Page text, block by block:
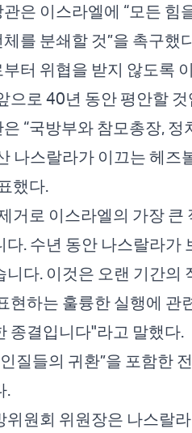
은 이스라엘에 “모든 힘
를 분쇄할 것”을 촉구했
터 위협을 받지 않도록
으로 40년 동안 평안할 것
“국방부와 참모총장, 정
나스랄라가 이끄는 헤즈
했다.
거로 이스라엘의 가장 큰
. 수년 동안 나스랄라가
다. 이것은 오랜 기간의
현하는 훌륭한 실행에 관
종결입니다"라고 말했다.
질들의 귀환”을 포함한
.
원회 위원장은 나스랄